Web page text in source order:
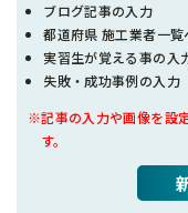
ブログ記事の入力
都道府県 施工業者一覧
実習生が覚える事の入
失敗・成功事例の入力
※記事の入力や画像を設
す。